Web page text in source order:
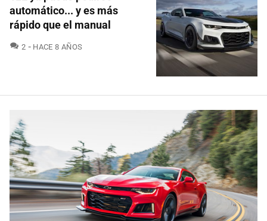
automático... y es más
rápido que el manual
2 COMENTARIOS
HACE 8 AÑOS